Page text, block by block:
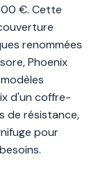
€. Cette
renommées
Phoenix
d'un coffre-
de résistance,
pour